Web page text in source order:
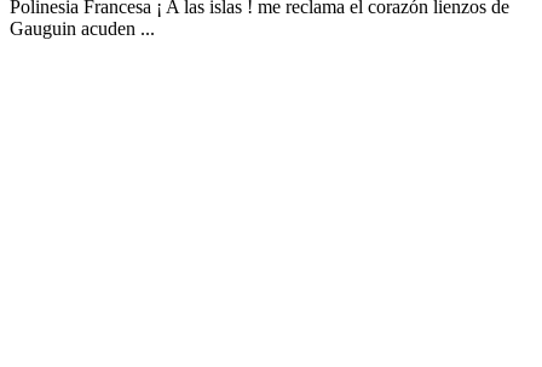
Polinesia Francesa ¡ A las islas ! me reclama el corazón lienzos de
Gauguin acuden ...